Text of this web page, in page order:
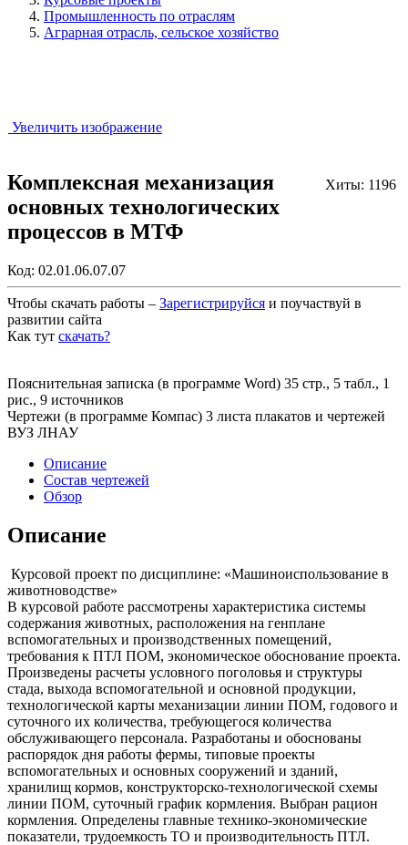
Промышленность по отраслям
Аграрная отрасль, сельское хозяйство
Увеличить изображение
Хиты: 1196
Комплексная механизация
основных технологических
процессов в МТФ
Код: 02.01.06.07.07
Чтобы скачать работы – Зарегистрируйся и поучаствуй в
развитии сайта
Как тут скачать?
Пояснительная записка (в программе Word) 35 стр., 5 табл., 1
рис., 9 источников
Чертежи (в программе Компас) 3 листа плакатов и чертежей
ВУЗ ЛНАУ
Описание
Состав чертежей
Обзор
Описание
Курсовой проект по дисциплине: «Машиноиспользование в
животноводстве»
В курсовой работе рассмотрены характеристика системы
содержания животных, расположения на генплане
вспомогательных и производственных помещений,
требования к ПТЛ ПОМ, экономическое обоснование проекта.
Произведены расчеты условного поголовья и структуры
стада, выхода вспомогательной и основной продукции,
технологической карты механизации линии ПОМ, годового и
суточного их количества, требующегося количества
обслуживающего персонала. Разработаны и обоснованы
распорядок дня работы фермы, типовые проекты
вспомогательных и основных сооружений и зданий,
хранилищ кормов, конструкторско-технологической схемы
линии ПОМ, суточный график кормления. Выбран рацион
кормления. Определены главные технико-экономические
показатели, трудоемкость ТО и производительность ПТЛ.